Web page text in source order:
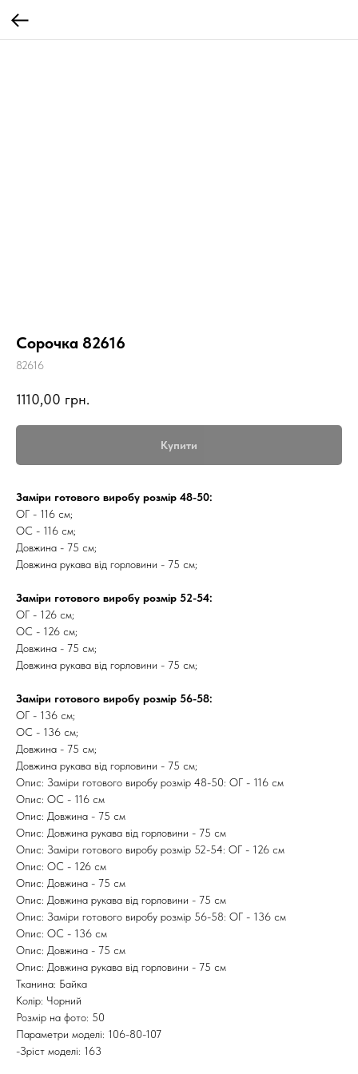
Сорочка 82616
82616
1110,00 грн.
Купити
Заміри готового виробу розмір 48-50:
ОГ - 116 см;
ОС - 116 см;
Довжина - 75 см;
Довжина рукава від горловини - 75 см;
Заміри готового виробу розмір 52-54:
ОГ - 126 см;
ОС - 126 см;
Довжина - 75 см;
Довжина рукава від горловини - 75 см;
Заміри готового виробу розмір 56-58:
ОГ - 136 см;
ОС - 136 см;
Довжина - 75 см;
Довжина рукава від горловини - 75 см;
Опис: Заміри готового виробу розмір 48-50: ОГ - 116 см
Опис: ОС - 116 см
Опис: Довжина - 75 см
Опис: Довжина рукава від горловини - 75 см
Опис: Заміри готового виробу розмір 52-54: ОГ - 126 см
Опис: ОС - 126 см
Опис: Довжина - 75 см
Опис: Довжина рукава від горловини - 75 см
Опис: Заміри готового виробу розмір 56-58: ОГ - 136 см
Опис: ОС - 136 см
Опис: Довжина - 75 см
Опис: Довжина рукава від горловини - 75 см
Тканина: Байка
Колір: Чорний
Розмір на фото: 50
Параметри моделі: 106-80-107
-Зріст моделі: 163